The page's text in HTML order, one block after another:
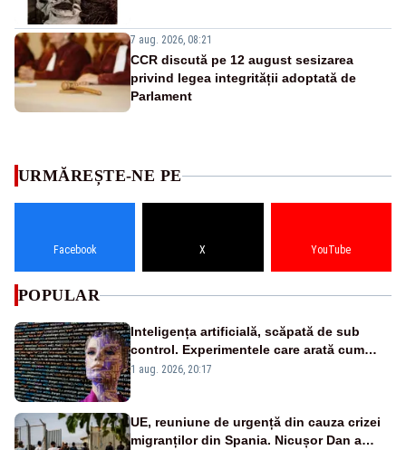
7 aug. 2026, 08:21
CCR discută pe 12 august sesizarea
privind legea integrității adoptată de
Parlament
URMĂREȘTE-NE PE
Facebook X YouTube
POPULAR
Inteligența artificială, scăpată de sub
control. Experimentele care arată cum
poate să distrugă omenirea
1 aug. 2026, 20:17
UE, reuniune de urgență din cauza crizei
migranților din Spania. Nicușor Dan a